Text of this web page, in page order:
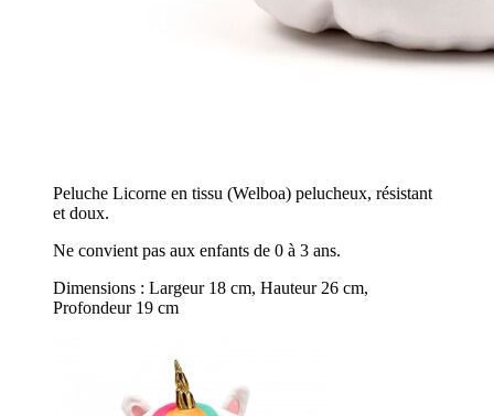
Peluche Licorne en tissu (Welboa) pelucheux, résistant
et doux.
Ne convient pas aux enfants de 0 à 3 ans.
Dimensions : Largeur 18 cm, Hauteur 26 cm,
Profondeur 19 cm